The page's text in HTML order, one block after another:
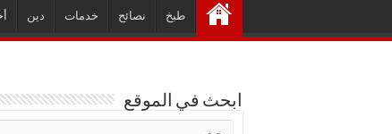
طبخ نصائح خدمات دين
ابحث في الموقع